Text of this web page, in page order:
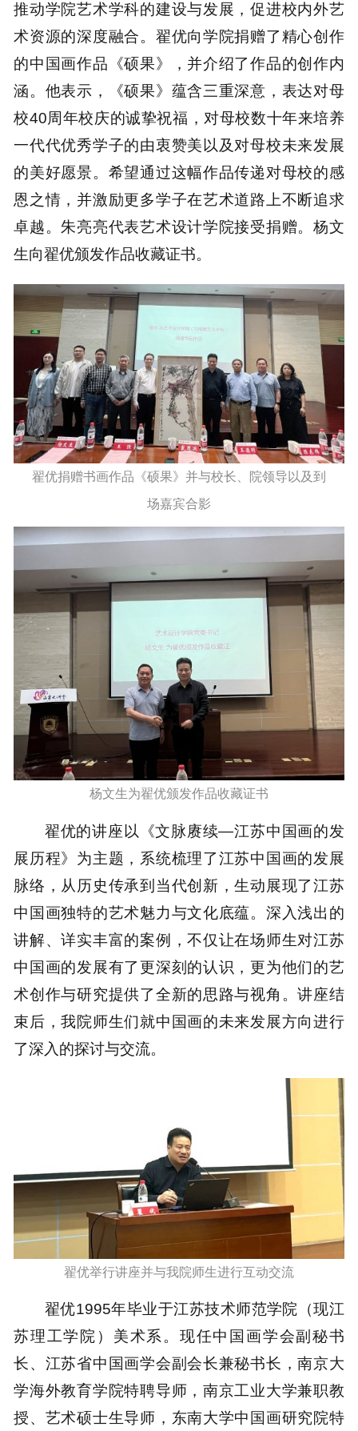
推动学院艺术学科的建设与发展，促进校内外艺
术资源的深度融合。翟优向学院捐赠了精心创作
的中国画作品《硕果》，并介绍了作品的创作内
涵。他表示，《硕果》蕴含三重深意，表达对母
校40周年校庆的诚挚祝福，对母校数十年来培养
一代代优秀学子的由衷赞美以及对母校未来发展
的美好愿景。希望通过这幅作品传递对母校的感
恩之情，并激励更多学子在艺术道路上不断追求
卓越。朱亮亮代表艺术设计学院接受捐赠。杨文
生向翟优颁发作品收藏证书。
翟优捐赠书画作品《硕果》并与校长、院领导以及到
场嘉宾合影
杨文生为翟优颁发作品收藏证书
翟优的讲座以《文脉赓续—江苏中国画的发
展历程》为主题，系统梳理了江苏中国画的发展
脉络，从历史传承到当代创新，生动展现了江苏
中国画独特的艺术魅力与文化底蕴。深入浅出的
讲解、详实丰富的案例，不仅让在场师生对江苏
中国画的发展有了更深刻的认识，更为他们的艺
术创作与研究提供了全新的思路与视角。讲座结
束后，我院师生们就中国画的未来发展方向进行
了深入的探讨与交流。
翟优举行讲座并与我院师生进行互动交流
翟优1995年毕业于江苏技术师范学院（现江
苏理工学院）美术系。现任中国画学会副秘书
长、江苏省中国画学会副会长兼秘书长，南京大
学海外教育学院特聘导师，南京工业大学兼职教
授、艺术硕士生导师，东南大学中国画研究院特